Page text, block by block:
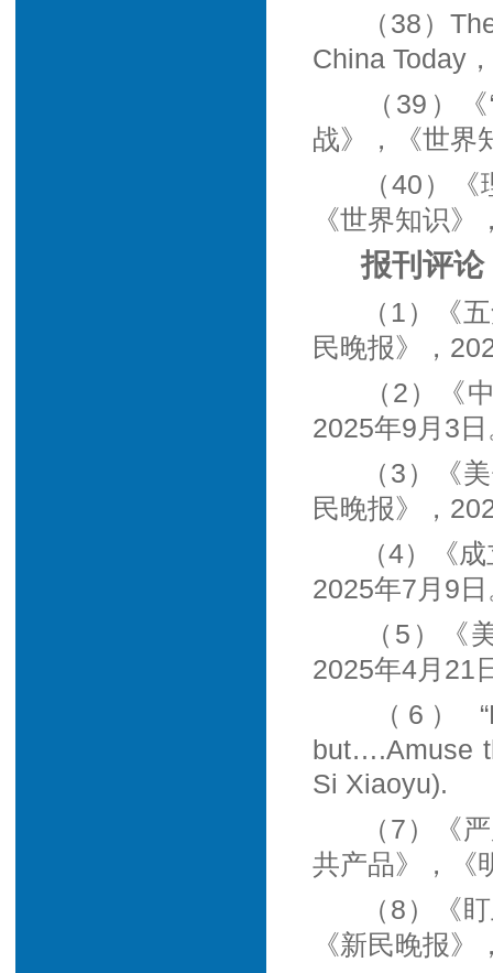
（38）
China Today
（39）
战》，《世界
（40）
《世界知识
报刊评论
（1）《
民晚报》，
（2）《
2025年9月3
（3）《
民晚报》，
（4）《
2025年7月9
（5）《
2025年4月21
（6）
but….Amuse
Si Xiaoyu).
（7）《
共产品》，《
（8）《
《新民晚报